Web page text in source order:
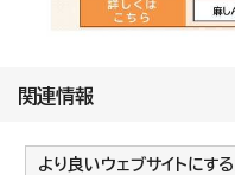
関連情報
より良いウェブサイトにす